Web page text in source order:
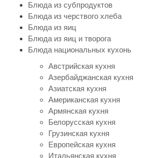
Блюда из субпродуктов
Блюда из черствого хлеба
Блюда из яиц
Блюда из яиц и творога
Блюда национальных кухонь
Австрийская кухня
Азербайджанская кухня
Азиатская кухня
Американская кухня
Армянская кухня
Белорусская кухня
Грузинская кухня
Европейская кухня
Итальянская кухня